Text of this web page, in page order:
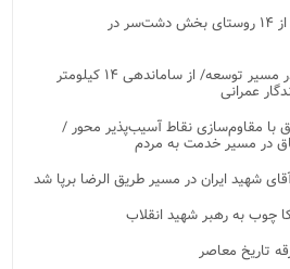
بازدید میدانی فرماندار آمل از ۱۴ روستای بخش دشت‌سر در
چالوس آماده جهشی تازه در مسیر توسعه/ از ساماندهی ۱۴ کیلومتر
عمرانی
با مقاوم‌سازی نقاط آسیب‌پذیر محور /
در مسیر خدمت به مردم
چوب به رهبر شهید انقلاب
تاریخ معاصر